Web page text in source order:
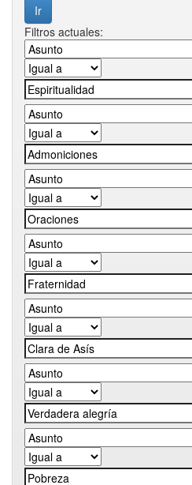
Filtros actuales: